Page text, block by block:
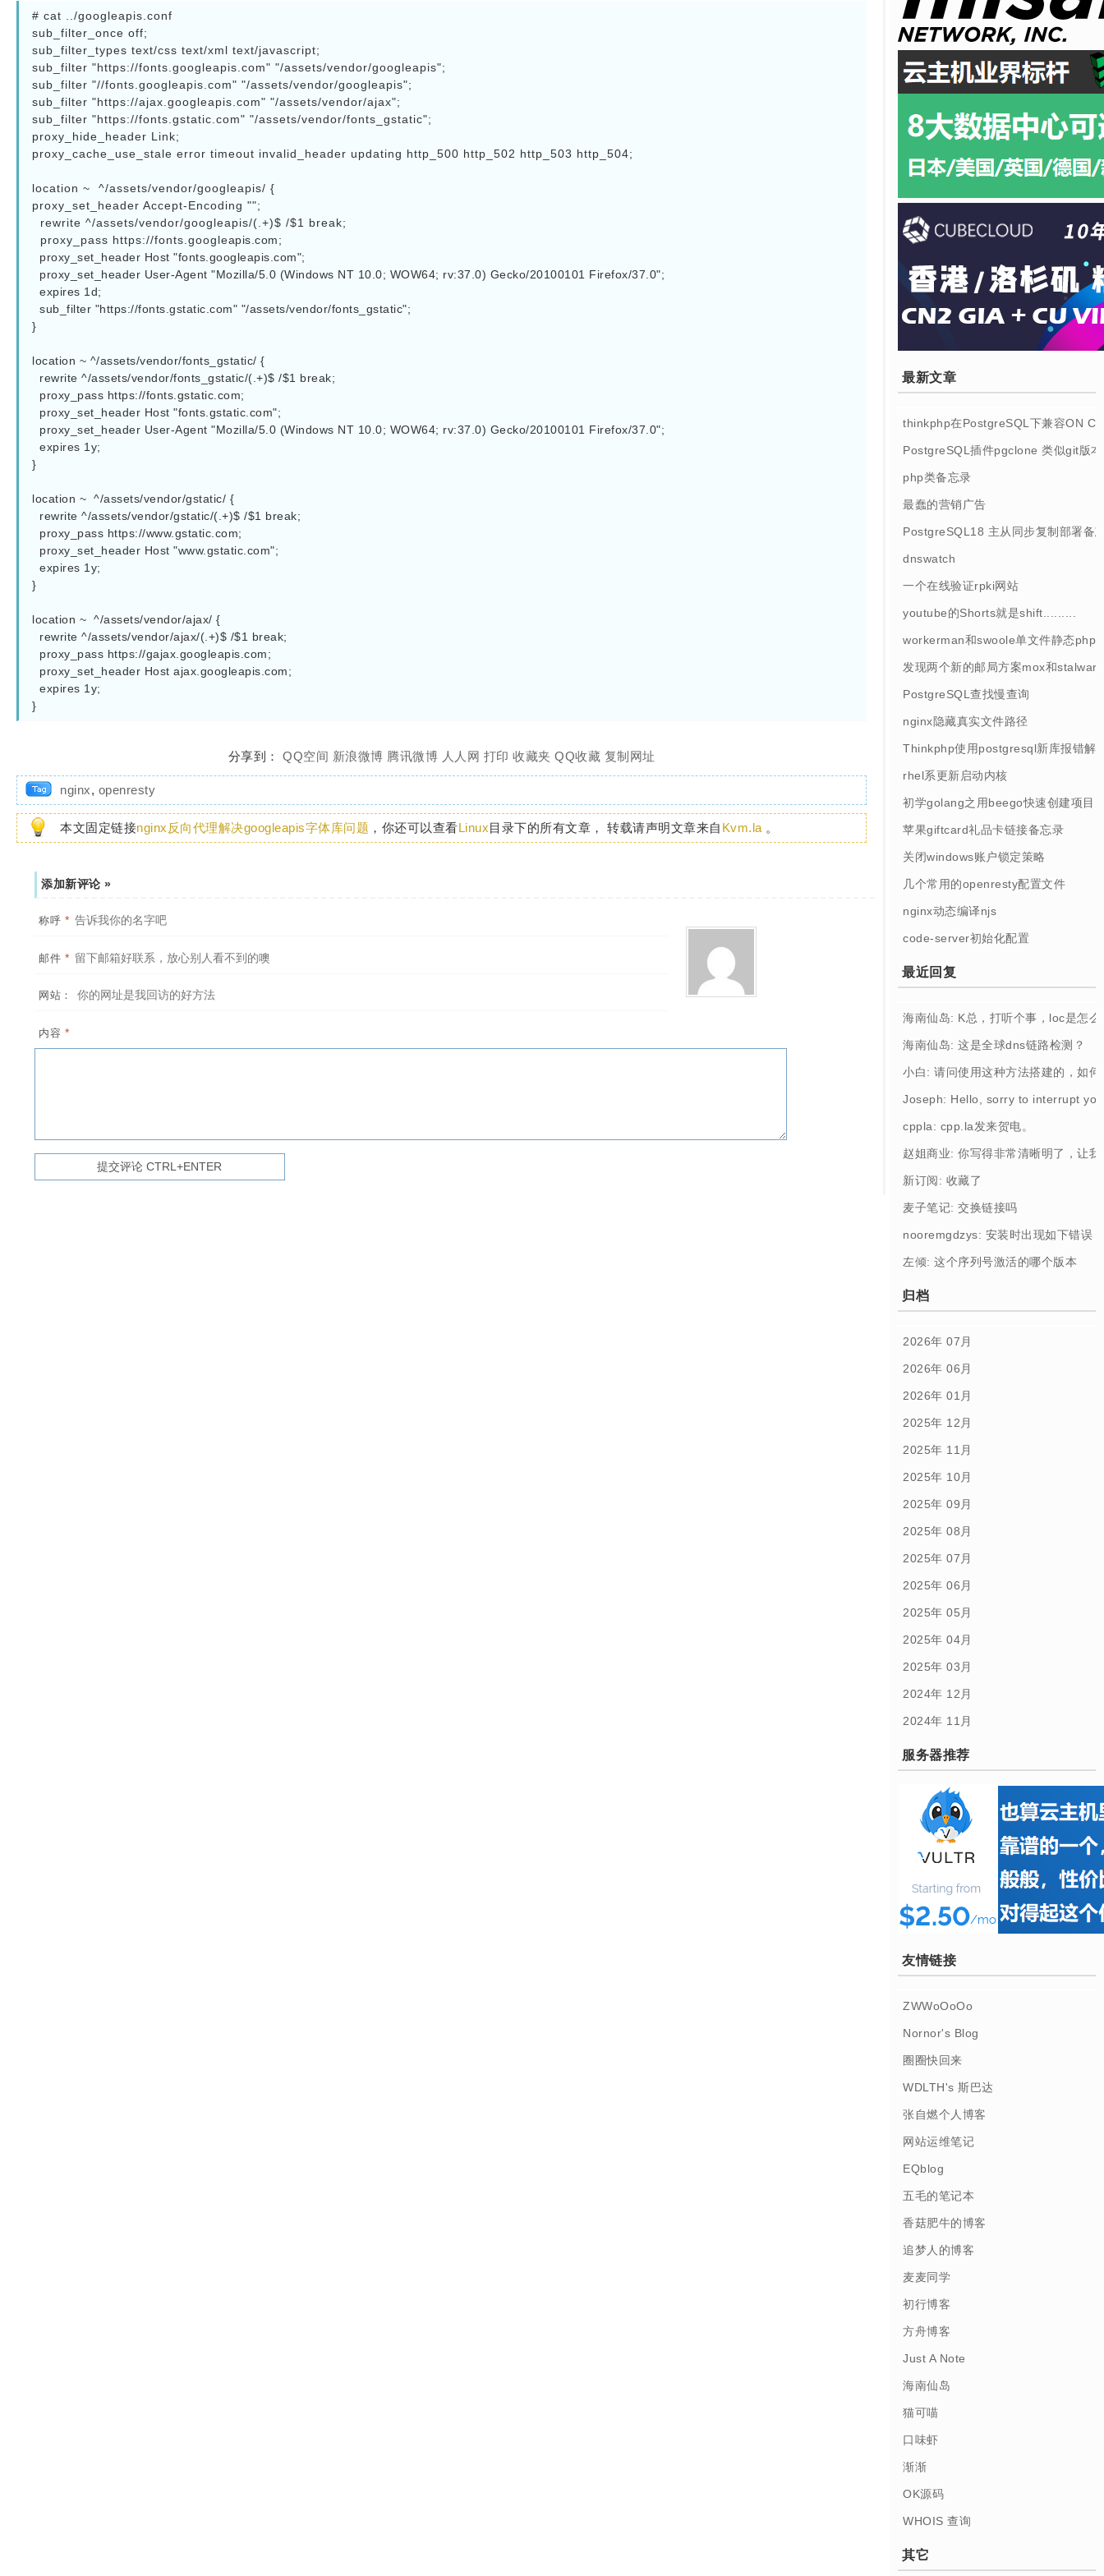
# cat ../googleapis.conf
sub_filter_once off;
sub_filter_types text/css text/xml text/javascript;
sub_filter "https://fonts.googleapis.com" "/assets/vendor/googleapis";
sub_filter "//fonts.googleapis.com" "/assets/vendor/googleapis";
sub_filter "https://ajax.googleapis.com" "/assets/vendor/ajax";
sub_filter "https://fonts.gstatic.com" "/assets/vendor/fonts_gstatic";
proxy_hide_header Link;
proxy_cache_use_stale error timeout invalid_header updating http_500 http_502 http_503 http_504;
location ~  ^/assets/vendor/googleapis/ {
proxy_set_header Accept-Encoding "";
}
location ~ ^/assets/vendor/fonts_gstatic/ {
}
location ~  ^/assets/vendor/gstatic/ {
}
location ~  ^/assets/vendor/ajax/ {
}
分享到： QQ空间 新浪微博 腾讯微博 人人网 打印 收藏夹 QQ收藏 复制网址
nginx, openresty
本文固定链接nginx反向代理解决googleapis字体库问题 ，你还可以查看Linux目录下的所有文章， 转载请声明文章来自 Kvm.la 。
添加新评论 »
称呼 *
邮件 *
网站：
内容 *
最新文章
thinkphp在PostgreSQL下兼容ON
PostgreSQL插件pgclone 类似git版
php类备忘录
最蠢的营销广告
PostgreSQL18 主从同步复制部署备
dnswatch
一个在线验证rpki网站
youtube的Shorts就是shift.........
workerman和swoole单文件静态php
发现两个新的邮局方案mox和stalwart
PostgreSQL查找慢查询
nginx隐藏真实文件路径
Thinkphp使用postgresql新库报错解
rhel系更新启动内核
初学golang之用beego快速创建项目
苹果giftcard礼品卡链接备忘录
关闭windows账户锁定策略
几个常用的openresty配置文件
nginx动态编译njs
code-server初始化配置
最近回复
海南仙岛: K总，打听个事，loc是怎么
海南仙岛: 这是全球dns链路检测？
小白: 请问使用这种方法搭建的，如
Joseph: Hello, sorry to interrupt
cppla: cpp.la发来贺电。
赵姐商业: 你写得非常清晰明了，让
新订阅: 收藏了
麦子笔记: 交换链接吗
nooremgdzys: 安装时出现如下错误
左倾: 这个序列号激活的哪个版本
归档
2026年 07月
2026年 06月
2026年 01月
2025年 12月
2025年 11月
2025年 10月
2025年 09月
2025年 08月
2025年 07月
2025年 06月
2025年 05月
2025年 04月
2025年 03月
2024年 12月
2024年 11月
服务器推荐
友情链接
ZWWoOoOo
Nornor's Blog
圈圈快回来
WDLTH's 斯巴达
张自燃个人博客
网站运维笔记
EQblog
五毛的笔记本
香菇肥牛的博客
追梦人的博客
麦麦同学
初行博客
方舟博客
Just A Note
海南仙岛
猫可喵
口味虾
渐渐
OK源码
WHOIS 查询
其它